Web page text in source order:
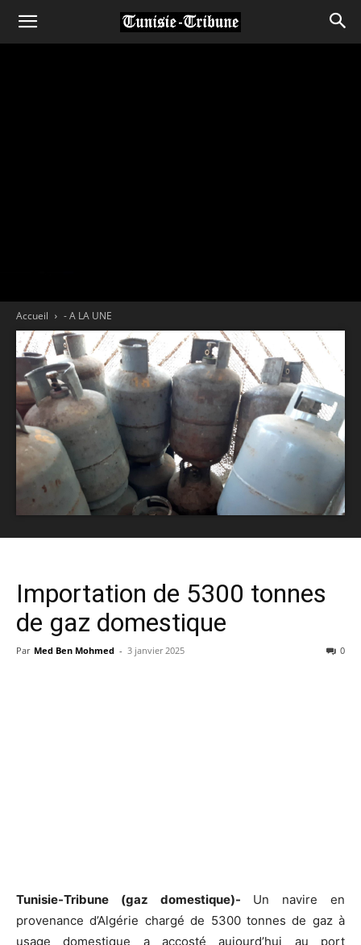
Accueil - A LA UNE
Importation de 5300 tonnes
de gaz domestique
Par Med Ben Mohmed - 3 janvier 2025 0
Tunisie-Tribune (gaz domestique)- Un navire en
provenance d’Algérie chargé de 5300 tonnes de gaz à
usage domestique a accosté aujourd’hui au port